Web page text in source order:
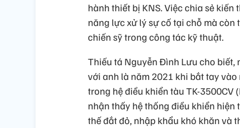
hành thiết bị KNS. Việc chia sẻ
năng lực xử lý sự cố tại chỗ mà
chiến sỹ trong công tác kỹ thuật.
Thiếu tá Nguyễn Đình Lưu cho
với anh là năm 2021 khi bắt tay
trong hệ điều khiển tàu TK-3500CV
nhận thấy hệ thống điều khiển
thế đắt đỏ, nhập khẩu khó khăn và